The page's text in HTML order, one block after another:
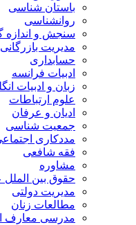
باستان شناسی
روانشناسی
سنجش و اندازه
مدیریت
حسابداری
ادبیات فرانسه
زبان و ادبیات
علوم ارتباطات
ادیان و عرفان
جمعیت شناسی
مددکاری
فقه شافعی
مشاوره
حقوق بین
مدیریت دولتی
مطالعات زنان
مدرسی معارف